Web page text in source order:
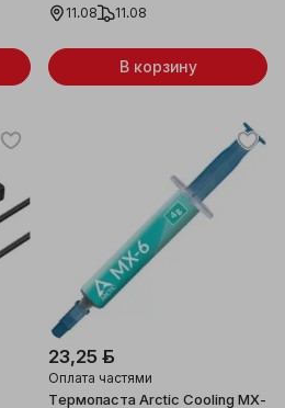
11.08
11.08
В корзину
23,25 ƃ
Оплата частями
Термопаста Arctic Cooling MX-